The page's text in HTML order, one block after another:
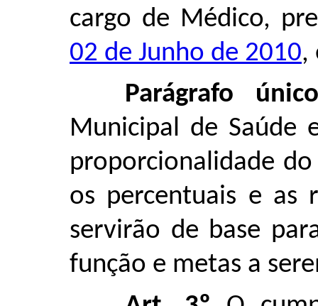
cargo de Médico,
02 de Junho de 2010,
Parágrafo
Municipal de Saúde
proporcionalidade
os percentuais e as
servirão de base
função e metas a